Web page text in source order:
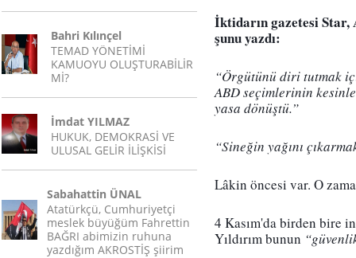
Bahri Kılınçel
TEMAD YÖNETİMİ
KAMUOYU OLUŞTURABİLİR
Mİ?
İmdat YILMAZ
HUKUK, DEMOKRASİ VE
ULUSAL GELİR İLİŞKİSİ
Sabahattin ÜNAL
Atatürkçü, Cumhuriyetçi
meslek büyüğüm Fahrettin
BAĞRI abimizin ruhuna
yazdığım AKROSTİŞ şiirim
İktidarın gazetesi
şunu yazdı:
“Örgütünü diri tutmak
ABD seçimlerinin
yasa dönüştü.”
“Sineğin yağını
Lâkin öncesi var. O
4 Kasım'da birden bire
Yıldırım bunun